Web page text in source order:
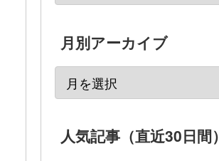
月別アーカイブ
人気記事（直近30日間）